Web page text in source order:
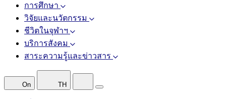
การศึกษา
วิจัยและนวัตกรรม
ชีวิตในจุฬาฯ
บริการสังคม
สาระความรู้และข่าวสาร
On TH